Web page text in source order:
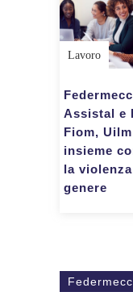
Lavoro
Assistal e
Fiom, Uilm
insieme
la
genere